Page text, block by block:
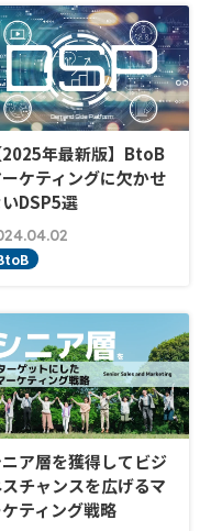
2025年最新版】BtoB
ケティングに欠かせ
DSP5選
ア層を獲得してビジ
チャンスを広げるマ
ティング戦略